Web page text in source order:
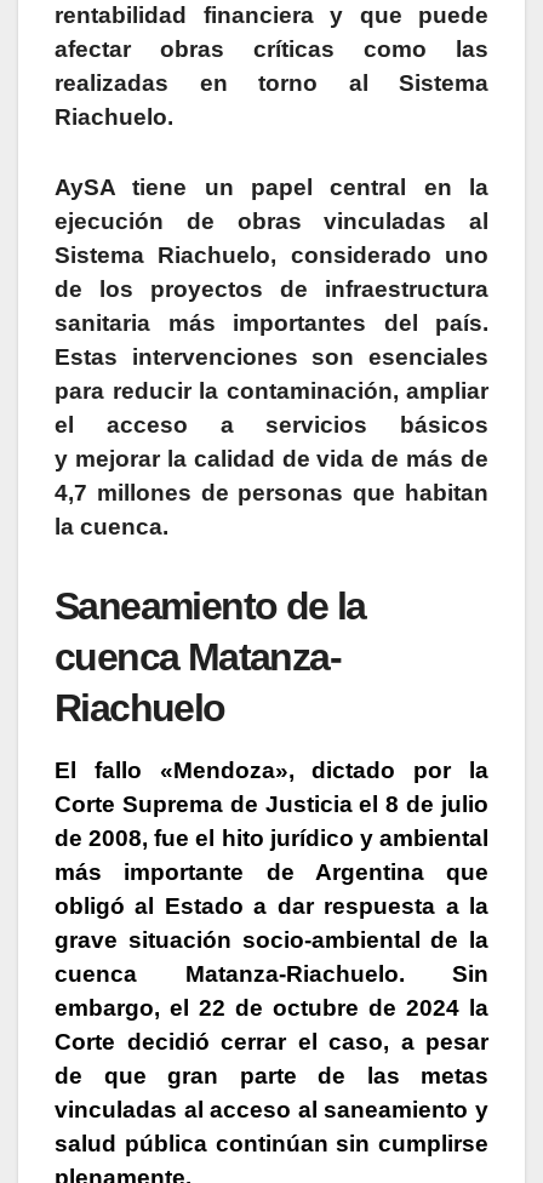
rentabilidad financiera y que puede
afectar obras críticas como las
realizadas en torno al Sistema
Riachuelo.
AySA tiene un papel central en la
ejecución de obras vinculadas al
Sistema Riachuelo, considerado uno
de los proyectos de infraestructura
sanitaria más importantes del país.
Estas intervenciones son esenciales
para reducir la contaminación, ampliar
el acceso a servicios básicos
y mejorar la calidad de vida de más de
4,7 millones de personas que habitan
la cuenca.
Saneamiento de la
cuenca Matanza-
Riachuelo
El fallo «Mendoza», dictado por la
Corte Suprema de Justicia el 8 de julio
de 2008, fue el hito jurídico y ambiental
más importante de Argentina que
obligó al Estado a dar respuesta a la
grave situación socio-ambiental de la
cuenca Matanza-Riachuelo. Sin
embargo, el 22 de octubre de 2024 la
Corte decidió cerrar el caso, a pesar
de que gran parte de las metas
vinculadas al acceso al saneamiento y
salud pública continúan sin cumplirse